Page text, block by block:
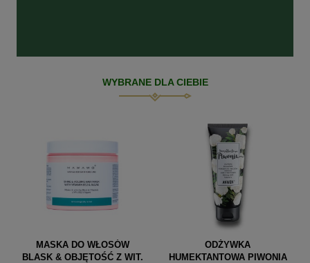
WYBRANE DLA CIEBIE
MASKA DO WŁOSÓW
BLASK & OBJĘTOŚĆ Z WIT.
ODŻYWKA
HUMEKTANTOWA PIWONIA